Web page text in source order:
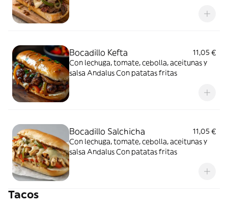
Bocadillo Kefta
11,05 €
Con lechuga, tomate, cebolla, aceitunas y
salsa Andalus Con patatas fritas
Bocadillo Salchicha
11,05 €
Con lechuga, tomate, cebolla, aceitunas y
salsa Andalus Con patatas fritas
Tacos